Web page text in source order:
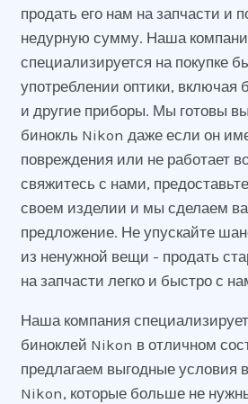
продать его нам на запчасти и
недурную сумму. Наша
специализируется на покупке
употреблении оптики, включая
и другие приборы. Мы готовы
бинокль Nikon даже если он
повреждения или не работает
свяжитесь с нами,
своем изделии и мы сделаем
предложение. Не упускайте
из ненужной вещи - продать
на запчасти легко и быстро с
Наша компания
биноклей Nikon в отличном
предлагаем выгодные условия
Nikon, которые больше не